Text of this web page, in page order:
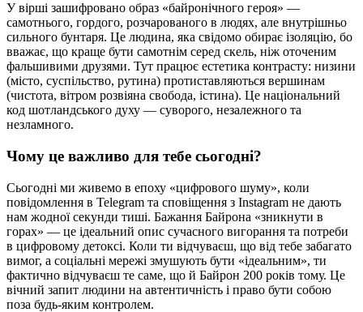
У вірші зашифровано образ «байронічного героя» —
самотнього, гордого, розчарованого в людях, але внутрішньо
сильного бунтаря. Це людина, яка свідомо обирає ізоляцію, бо
вважає, що краще бути самотнім серед скель, ніж оточеним
фальшивими друзями. Тут працює естетика контрасту: низини
(місто, суспільство, рутина) протиставляються вершинам
(чистота, вітром розвіяна свобода, істина). Це національний
код шотландського духу — суворого, незалежного та
незламного.
Чому це важливо для тебе сьогодні?
Сьогодні ми живемо в епоху «цифрового шуму», коли
повідомлення в Telegram та сповіщення з Instagram не дають
нам жодної секунди тиші. Бажання Байрона «зникнути в
горах» — це ідеальний опис сучасного вигорання та потреби
в цифровому детоксі. Коли ти відчуваєш, що від тебе забагато
вимог, а соціальні мережі змушують бути «ідеальним», ти
фактично відчуваєш те саме, що й Байрон 200 років тому. Це
вічний запит людини на автентичність і право бути собою
поза будь-яким контролем.